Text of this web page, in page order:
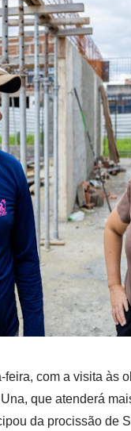
com a visita às
que atenderá
da procissão de